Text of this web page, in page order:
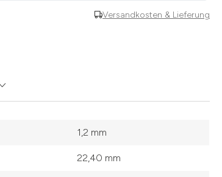
Versandkosten & Lieferung
1,2 mm
22,40 mm